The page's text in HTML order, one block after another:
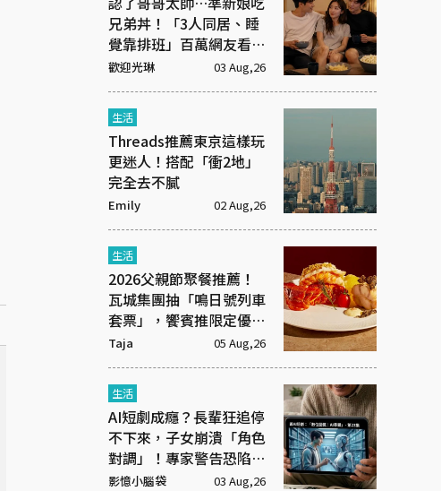
兄弟丼！「3人同居、睡
覺靠排班」百萬網友看傻
眼
歡迎光琳 03 Aug,26
生活
Threads推薦東京這樣玩
更迷人！搭配「衝2地」
完全去不膩
Emily 02 Aug,26
生活
2026父親節聚餐推薦！
瓦城集團抽「鳴日號列車
套票」，饗賓推限定優惠
一次看
Taja 05 Aug,26
生活
AI短劇成癮？長輩狂追停
不下來，子女崩潰「角色
對調」！專家警告恐陷腦
腐
影憶小腦袋 03 Aug,26